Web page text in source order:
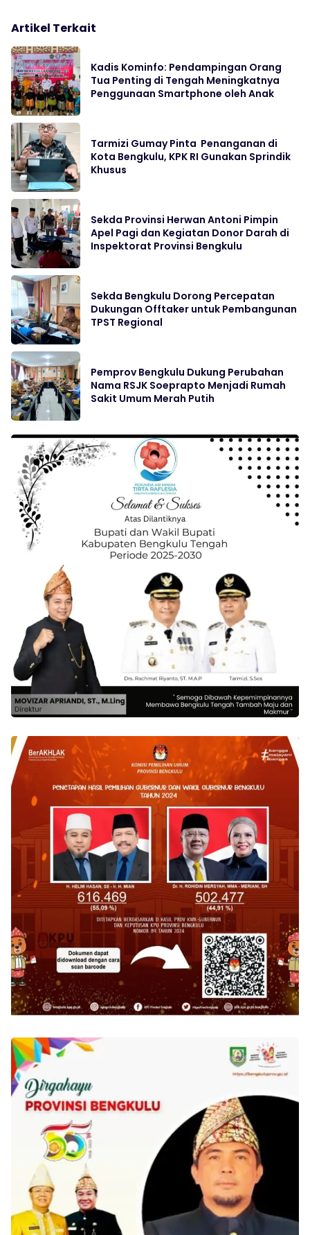
Artikel Terkait
Kadis Kominfo: Pendampingan Orang
Tua Penting di Tengah Meningkatnya
Penggunaan Smartphone oleh Anak
Tarmizi Gumay Pinta Penanganan di
Kota Bengkulu, KPK RI Gunakan Sprindik
Khusus
Sekda Provinsi Herwan Antoni Pimpin
Apel Pagi dan Kegiatan Donor Darah di
Inspektorat Provinsi Bengkulu
Sekda Bengkulu Dorong Percepatan
Dukungan Offtaker untuk Pembangunan
TPST Regional
Pemprov Bengkulu Dukung Perubahan
Nama RSJK Soeprapto Menjadi Rumah
Sakit Umum Merah Putih